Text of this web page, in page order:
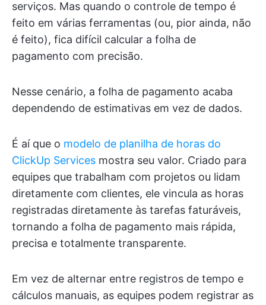
serviços. Mas quando o controle de tempo é
feito em várias ferramentas (ou, pior ainda, não
é feito), fica difícil calcular a folha de
pagamento com precisão.
Nesse cenário, a folha de pagamento acaba
dependendo de estimativas em vez de dados.
É aí que o modelo de planilha de horas do
ClickUp Services mostra seu valor. Criado para
equipes que trabalham com projetos ou lidam
diretamente com clientes, ele vincula as horas
registradas diretamente às tarefas faturáveis,
tornando a folha de pagamento mais rápida,
precisa e totalmente transparente.
Em vez de alternar entre registros de tempo e
cálculos manuais, as equipes podem registrar as